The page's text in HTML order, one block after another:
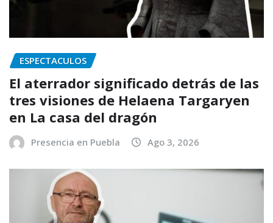
ESPECTACULOS
El aterrador significado detrás de las
tres visiones de Helaena Targaryen
en La casa del dragón
Presencia en Puebla Ago 3, 2026